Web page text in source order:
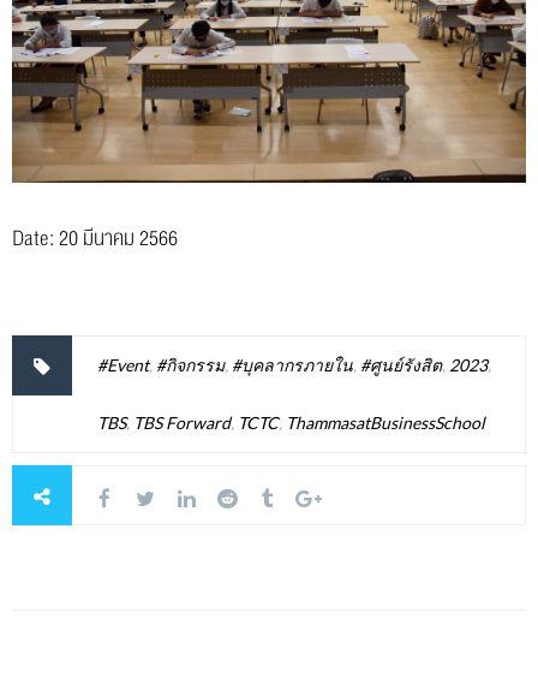
Date: 20 มีนาคม 2566
#Event, #กิจกรรม, #บุคลากรภายใน, #ศูนย์รังสิต, 2023,
TBS, TBS Forward, TCTC, ThammasatBusinessSchool